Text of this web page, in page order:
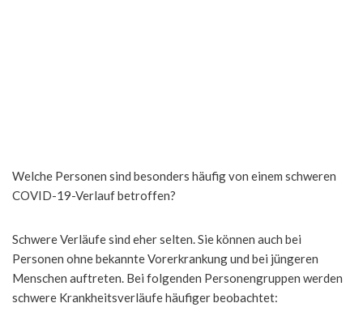
Welche Personen sind besonders häufig von einem schweren
COVID-19-Verlauf betroffen?
Schwere Verläufe sind eher selten. Sie können auch bei
Personen ohne bekannte Vorerkrankung und bei jüngeren
Menschen auftreten. Bei folgenden Personengruppen werden
schwere Krankheitsverläufe häufiger beobachtet: